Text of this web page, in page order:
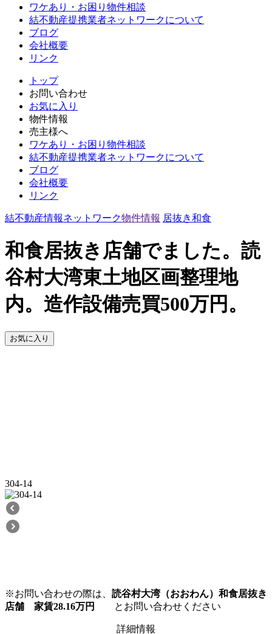
ワケあり・お困り物件相談
結不動産提携業者ネットワークについて
ブログ
会社概要
リンク
トップ
お問い合わせ
お気に入り
物件情報
売主様へ
ワケあり・お困り物件相談
結不動産提携業者ネットワークについて
ブログ
会社概要
リンク
結不動産情報ネットワーク物件情報 居抜き和食
和食居抜き店舗でました。読
谷村大湾東土地区画整理地
内。造作設備売買500万円。
お気に入り
304-14
※お問い合わせの際は、 読谷村大湾（おおわん）和食居抜き
店舗 家賃28.16万円
とお問い合わせください
詳細情報